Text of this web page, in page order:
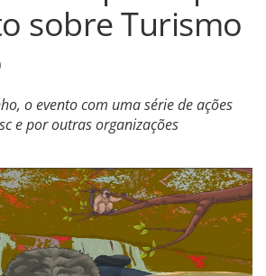
sobre Turismo
o evento com uma série de ações
e por outras organizações